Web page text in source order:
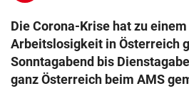
search
eingeben
Die Corona-Krise hat zu
Arbeitslosigkeit in Österreich
Sonntagabend bis
ganz Österreich beim AMS